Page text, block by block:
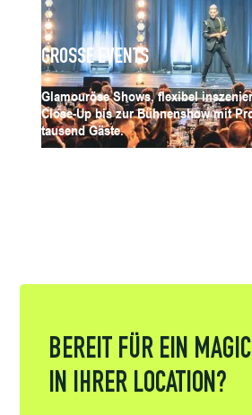
GROSSE EVENTS
Glamouröse Shows, flexibel
Close-Up bis zur Bühnenshow mit
tausend Gäste.
BEREIT FÜR EIN
IN IHRER LOCATION?